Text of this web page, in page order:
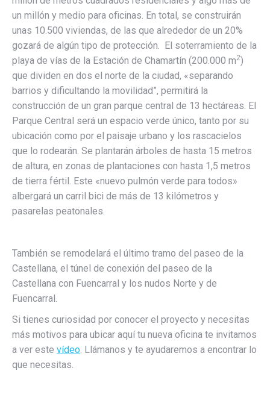
un millón y medio para oficinas. En total, se construirán
unas 10.500 viviendas, de las que alrededor de un 20%
gozará de algún tipo de protección. El soterramiento de la
playa de vías de la Estación de Chamartín (200.000 m2)
que dividen en dos el norte de la ciudad, «separando
barrios y dificultando la movilidad”, permitirá la
construcción de un gran parque central de 13 hectáreas. El
Parque Central será un espacio verde único, tanto por su
ubicación como por el paisaje urbano y los rascacielos
que lo rodearán. Se plantarán árboles de hasta 15 metros
de altura, en zonas de plantaciones con hasta 1,5 metros
de tierra fértil. Este «nuevo pulmón verde para todos»
albergará un carril bici de más de 13 kilómetros y
pasarelas peatonales.
También se remodelará el último tramo del paseo de la
Castellana, el túnel de conexión del paseo de la
Castellana con Fuencarral y los nudos Norte y de
Fuencarral.
Si tienes curiosidad por conocer el proyecto y necesitas
más motivos para ubicar aquí tu nueva oficina te invitamos
a ver este vídeo. Llámanos y te ayudaremos a encontrar lo
que necesitas.